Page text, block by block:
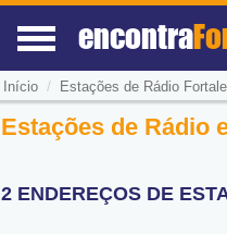
encontra
Início / Estações de Rádio
Estações de Rádio
2 ENDEREÇOS DE